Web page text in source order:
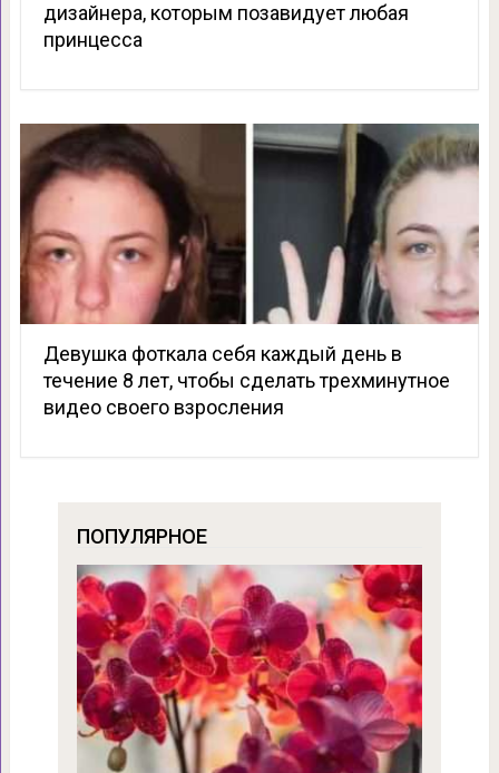
дизайнера, которым позавидует любая
принцесса
Девушка фоткала себя каждый день в
течение 8 лет, чтобы сделать трехминутное
видео своего взросления
ПОПУЛЯРНОЕ